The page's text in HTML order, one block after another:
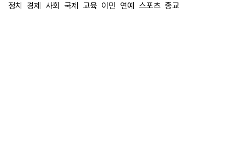
정치 경제 사회 국제 교육 이민 연예 스포츠 종교